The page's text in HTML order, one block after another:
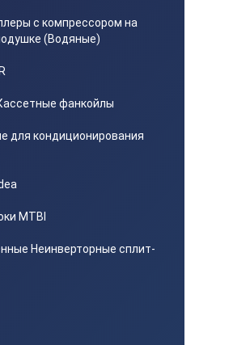
с компрессором на
(Водяные)
фанкойлы
для кондиционирования
MTBI
Неинверторные сплит-